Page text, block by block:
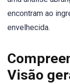
encontram ao
envelhecida.
Visão